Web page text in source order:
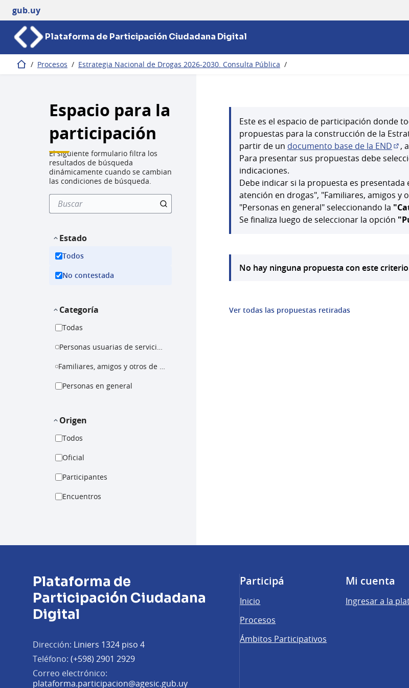
gub.uy
Plataforma de Participación Ciudadana Digital
Inicio / Procesos / Estrategia Nacional de Drogas 2026-2030. Consulta Pública /
Espacio para la
participación
El siguiente formulario filtra los
resultados de búsqueda
dinámicamente cuando se cambian
las condiciones de búsqueda.
Estado
Todos
No contestada
Categoría
Todas
Personas usuarias de servicios de atención en drogas
Familiares, amigos y otros de personas con uso problemático de drogas
Personas en general
Origen
Todos
Oficial
Participantes
Encuentros
Este es el espacio de participación donde
propuestas para la construcción de la
partir de un documento base de la END ,
Para presentar sus propuestas debe
indicaciones.
Debe indicar si la propuesta es
atención en drogas", "Familiares, amigos
"Personas en general" seleccionando la
Se finaliza luego de seleccionar la opción
No hay ninguna propuesta con este
Ver todas las propuestas retiradas
Plataforma de
Participación Ciudadana
Digital
Dirección: Liniers 1324 piso 4
Teléfono: (+598) 2901 2929
Correo electrónico:
plataforma.participacion@agesic.gub.uy(Abrir en una pestaña nueva)
Participá
Inicio
Procesos
Ámbitos Participativos
Mi cuenta
Ingresar a la